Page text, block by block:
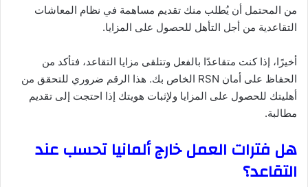
من المحتمل أن يُطلب منك تقديم مساهمة في نظام المعاشات
التقاعدية من أجل التأهل للحصول على المزايا.
أخيرًا، إذا كنت متقاعدًا بالفعل وتتلقى مزايا التقاعد، فتأكد من
الحفاظ على أمان RSN الخاص بك. هذا الرقم ضروري للتحقق من
أهليتك للحصول على المزايا ولإثبات هويتك إذا احتجت إلى تقديم
مطالبة.
هل فترات العمل خارج ألمانيا تحسب عند
التقاعد؟